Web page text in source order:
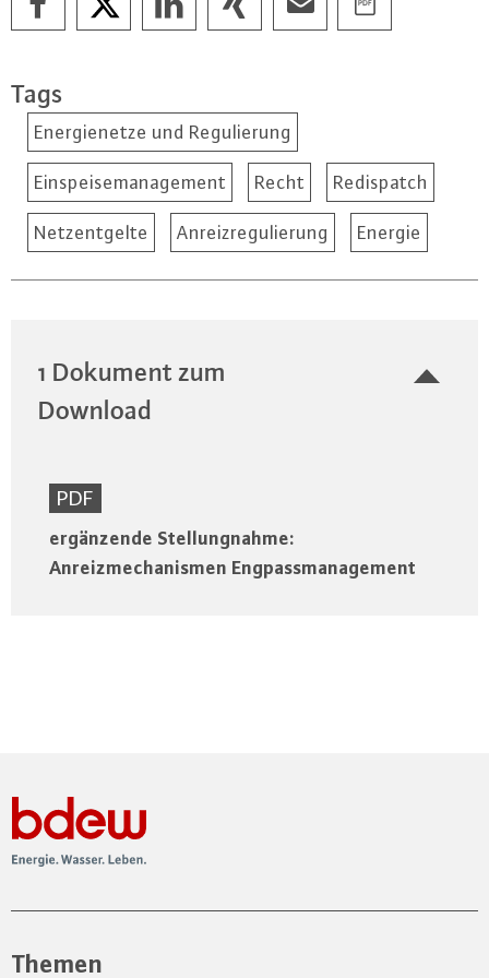
Tags
Energienetze und Regulierung
Einspeisemanagement Recht Redispatch
Netzentgelte Anreizregulierung Energie
1 Dokument zum
Download
PDF
ergänzende Stellungnahme:
Anreizmechanismen Engpassmanagement
Themen